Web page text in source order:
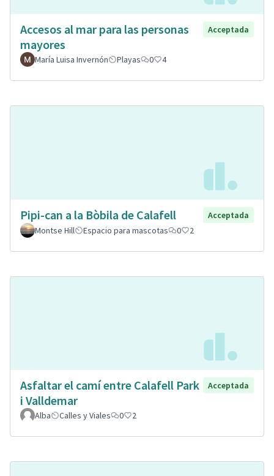
Accesos al mar para las personas
mayores
Acceptada
María Luisa Invernón Playas 0 4
Pipi-can a la Bòbila de Calafell
Acceptada
Montse Hill
Espacio para mascotas 0 2
Asfaltar el camí entre Calafell Park
i Valldemar
Acceptada
Alba Calles y Viales 0 2